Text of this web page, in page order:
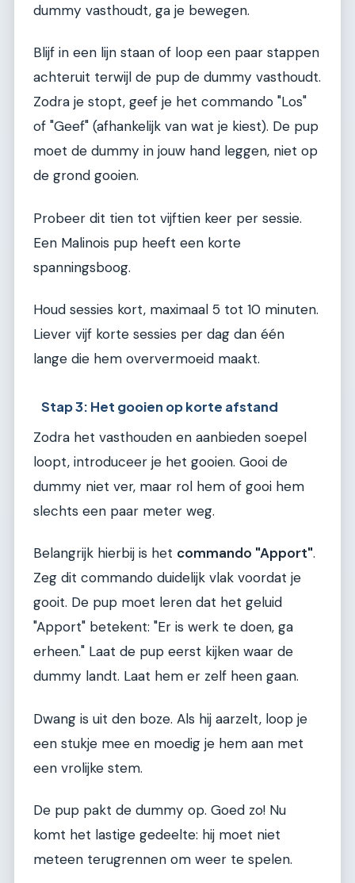
dummy vasthoudt, ga je bewegen.
Blijf in een lijn staan of loop een paar stappen
achteruit terwijl de pup de dummy vasthoudt.
Zodra je stopt, geef je het commando "Los"
of "Geef" (afhankelijk van wat je kiest). De pup
moet de dummy in jouw hand leggen, niet op
de grond gooien.
Probeer dit tien tot vijftien keer per sessie.
Een Malinois pup heeft een korte
spanningsboog.
Houd sessies kort, maximaal 5 tot 10 minuten.
Liever vijf korte sessies per dag dan één
lange die hem oververmoeid maakt.
Stap 3: Het gooien op korte afstand
Zodra het vasthouden en aanbieden soepel
loopt, introduceer je het gooien. Gooi de
dummy niet ver, maar rol hem of gooi hem
slechts een paar meter weg.
Belangrijk hierbij is het commando "Apport".
Zeg dit commando duidelijk vlak voordat je
gooit. De pup moet leren dat het geluid
"Apport" betekent: "Er is werk te doen, ga
erheen." Laat de pup eerst kijken waar de
dummy landt. Laat hem er zelf heen gaan.
Dwang is uit den boze. Als hij aarzelt, loop je
een stukje mee en moedig je hem aan met
een vrolijke stem.
De pup pakt de dummy op. Goed zo! Nu
komt het lastige gedeelte: hij moet niet
meteen terugrennen om weer te spelen.